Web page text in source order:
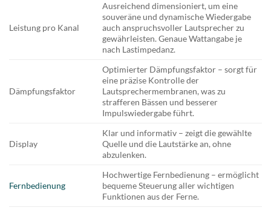
Leistung pro Kanal
Ausreichend dimensioniert, um eine
souveräne und dynamische Wiedergabe
auch anspruchsvoller Lautsprecher zu
gewährleisten. Genaue Wattangabe je
nach Lastimpedanz.
Dämpfungsfaktor
Optimierter Dämpfungsfaktor – sorgt für
eine präzise Kontrolle der
Lautsprechermembranen, was zu
strafferen Bässen und besserer
Impulswiedergabe führt.
Display
Klar und informativ – zeigt die gewählte
Quelle und die Lautstärke an, ohne
abzulenken.
Fernbedienung
Hochwertige Fernbedienung – ermöglicht
bequeme Steuerung aller wichtigen
Funktionen aus der Ferne.